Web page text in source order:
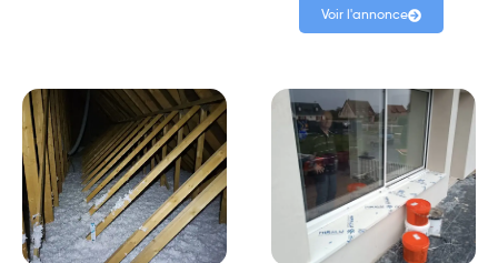
Voir l'annonce